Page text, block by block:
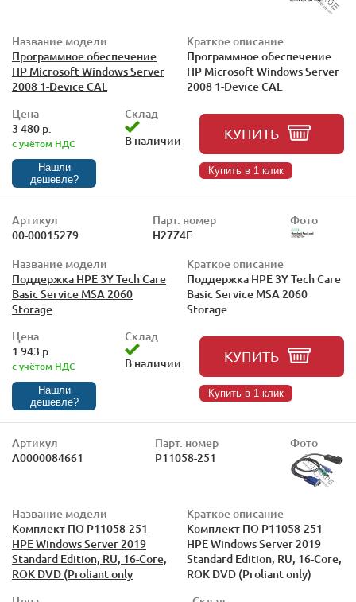
Название модели
Программное обеспечение
HP Microsoft Windows Server
2008 1-Device CAL
Краткое описание
Программное обеспечение
HP Microsoft Windows Server
2008 1-Device CAL
Цена
3 480 р.
с учётом НДС
Нашли
дешевле?
Склад
В наличии
КУПИТЬ
Купить в 1 клик
Артикул
00-00015279
Парт. номер
H27Z4E
Фото
Название модели
Поддержка HPE 3Y Tech Care
Basic Service MSA 2060
Storage
Краткое описание
Поддержка HPE 3Y Tech Care
Basic Service MSA 2060
Storage
Цена
1 943 р.
с учётом НДС
Нашли
дешевле?
Склад
В наличии
КУПИТЬ
Купить в 1 клик
Артикул
А0000084661
Парт. номер
P11058-251
Фото
Название модели
Комплект ПО P11058-251
HPE Windows Server 2019
Standard Edition, RU, 16-Core,
ROK DVD (Proliant only
Краткое описание
Комплект ПО P11058-251
HPE Windows Server 2019
Standard Edition, RU, 16-Core,
ROK DVD (Proliant only)